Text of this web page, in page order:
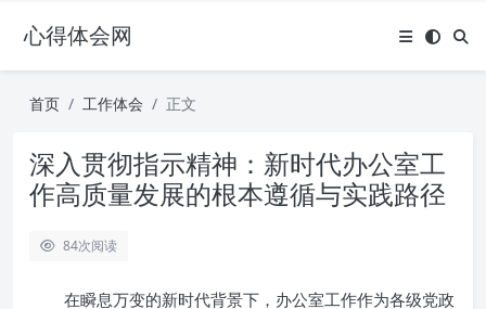
心得体会网
首页 工作体会 正文
深入贯彻指示精神：新时代办公室工
作高质量发展的根本遵循与实践路径
84次阅读
在瞬息万变的新时代背景下，办公室工作作为各级党政